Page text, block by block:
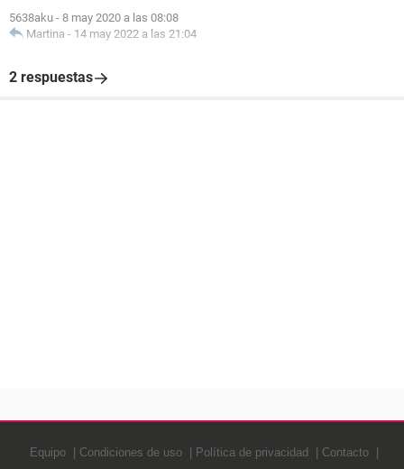
5638aku - 8 may 2020 a las 08:08
Martina - 14 may 2022 a las 21:04
2 respuestas
Equipo Condiciones de uso Política de privacidad Contacto